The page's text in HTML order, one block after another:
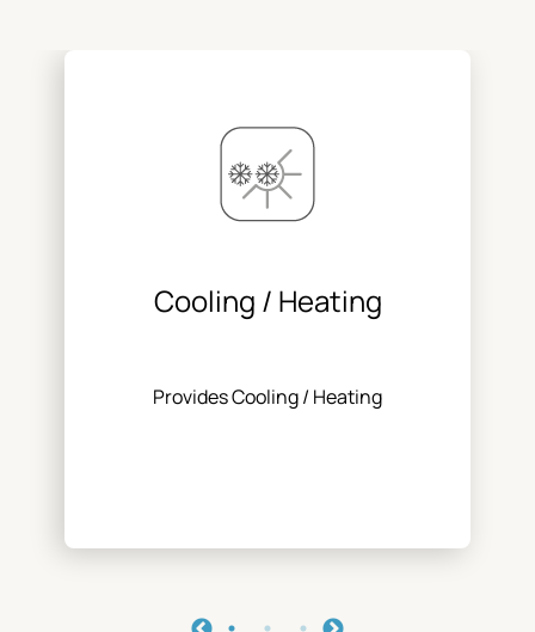
Cooling / Heating
Provides Cooling / Heating